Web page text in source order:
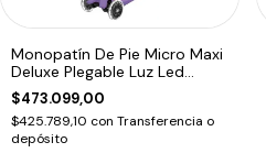
Monopatín De Pie Micro Maxi
Deluxe Plegable Luz Led
Morado Morado
$473.099,00
$425.789,10 con Transferencia o
depósito